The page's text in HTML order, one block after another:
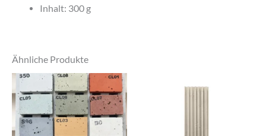
Inhalt: 300 g
Ähnliche Produkte